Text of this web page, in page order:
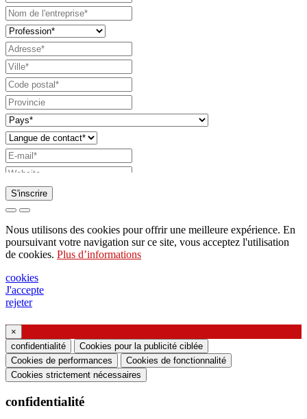
Demande d'envoi de catalogue
Demande à être contacté par votre représentant
commercial
Demande de support ou de conception
d'éclairage
produits Ghidini & Lucitalia
Manifestation du consentement (article 7 du
règlement UE n ° 2016/679)
Je déclare avoir lu les informations sur le
S'inscrire
Nous utilisons des cookies pour offrir une meilleure expérience. En
poursuivant votre navigation sur ce site, vous acceptez l'utilisation
de cookies. Plus d’informations
cookies
J'accepte
rejeter
×
confidentialité
Cookies pour la publicité ciblée
Cookies de performances
Cookies de fonctionnalité
Cookies strictement nécessaires
confidentialité